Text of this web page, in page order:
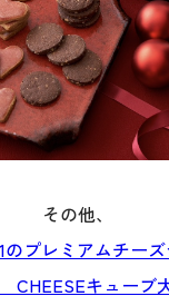
その他、
のプレミアムチー
CHEESEキューブ